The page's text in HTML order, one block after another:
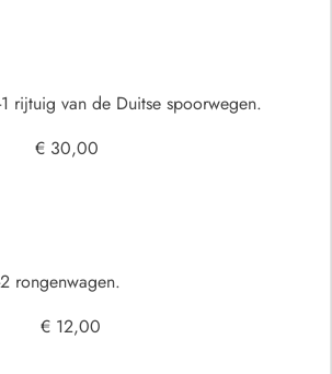
rijtuig van de Duitse spoorwegen.
€ 30,00
rongenwagen.
€ 12,00